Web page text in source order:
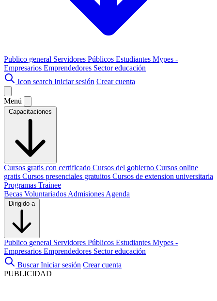
Publico general Servidores Públicos Estudiantes Mypes -
Empresarios Emprendedores Sector educación
Icon search Iniciar sesión Crear cuenta
Menú
Capacitaciones
Cursos gratis con certificado Cursos del gobierno Cursos online
gratis Cursos presenciales gratuitos Cursos de extension universitaria
Programas Trainee
Becas Voluntariados Admisiones Agenda
Dirigido a
Publico general Servidores Públicos Estudiantes Mypes -
Empresarios Emprendedores Sector educación
Buscar Iniciar sesión Crear cuenta
PUBLICIDAD